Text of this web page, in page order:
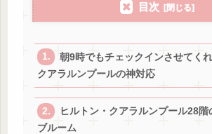
目次
朝9時でもチェックインさせてく
クアラルンプールの神対応
ヒルトン・クアラルンプール28階
ブルーム